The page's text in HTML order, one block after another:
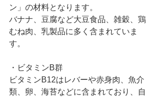
ン」の材料となります。
バナナ、豆腐など大豆食品、雑穀、鶏
むね肉、乳製品に多く含まれていま
す。
・ビタミンB群
ビタミンB12はレバーや赤身肉、魚介
類、卵、海苔などに含まれており、自